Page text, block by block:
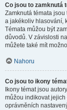
Co jsou to zamknutá
Zamknutá témata
a jakékoliv hlasování,
Témata můžou být
důvodů. V závislosti
můžete také mít
Nahoru
Co jsou to ikony
Ikony témat jsou
můžou indikovat
oprávněních